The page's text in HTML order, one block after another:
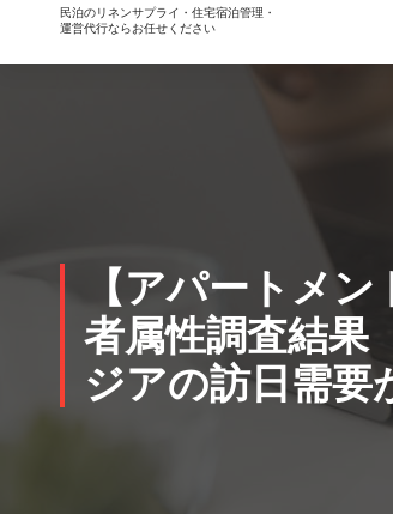
民泊のリネンサプライ・住宅宿泊管理・
運営代行ならお任せください
【アパートメ
者属性調査結果
ジアの訪日需要